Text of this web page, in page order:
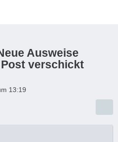
Ausweise
verschickt
13:19